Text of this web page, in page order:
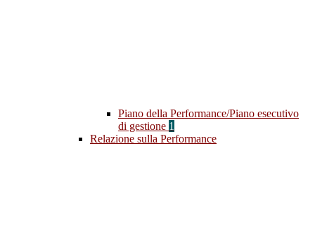
Piano della Performance/Piano esecutivo
di gestione 1
Relazione sulla Performance